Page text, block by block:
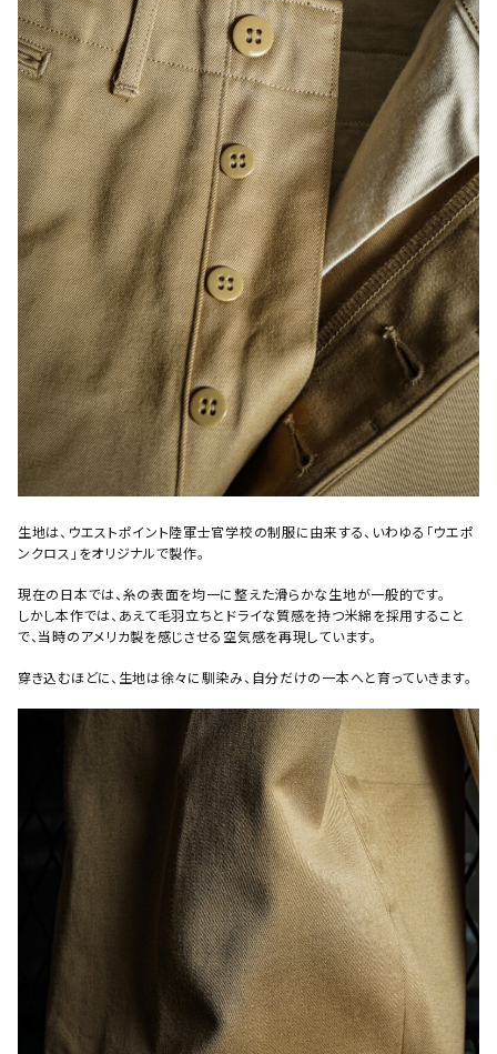
生地は、ウエストポイント陸軍士官学校の制服に由来する、いわゆる「ウエポ
ンクロス」をオリジナルで製作。
現在の日本では、糸の表面を均一に整えた滑らかな生地が一般的です。
しかし本作では、あえて毛羽立ちとドライな質感を持つ米綿を採用すること
で、当時のアメリカ製を感じさせる空気感を再現しています。
穿き込むほどに、生地は徐々に馴染み、自分だけの一本へと育っていきます。